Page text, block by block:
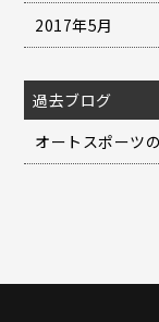
2017年5月
過去ブログ
オートスポーツ